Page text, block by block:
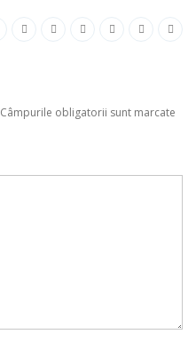
Câmpurile obligatorii sunt marcate